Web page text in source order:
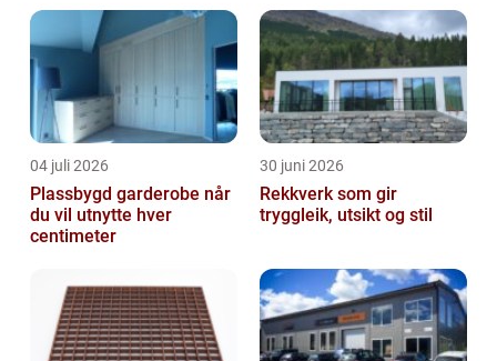
tunge løft, traverskraner, taljer og...
04 juli 2026
Plassbygd garderobe når
du vil utnytte hver
centimeter
30 juni 2026
Rekkverk som gir
tryggleik, utsikt og stil